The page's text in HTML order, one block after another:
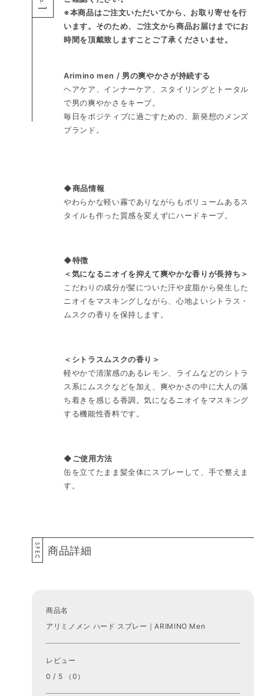
1
※本商品はご注文いただいてから、お取り寄せを行
います。そのため、ご注文から商品お届けまでにお
時間を頂戴致しますことご了承くださいませ。
Arimino men / 男の爽やかさが持続する
ヘアケア、インナーケア、スタイリングとトータル
で男の爽やかさをキープ。
毎日をポジティブに過ごすための、新発想のメンズ
ブランド。
◆商品情報
やわらかな軽い霧でありながらもボリュームあるス
タイルも作った質感を変えずにハードキープ。
◆特徴
＜気になるニオイを抑えて爽やかな香りが長持ち＞
こだわりの成分が髪についた汗や皮脂から発生した
ニオイをマスキングしながら、心地よいシトラス・
ムスクの香りを保持します。
＜シトラスムスクの香り＞
軽やかで清潔感のあるレモン、ライムなどのシトラ
ス系にムスクなどを加え、爽やかさの中に大人の落
ち着きを感じる香調。気になるニオイをマスキング
する機能性香料です。
◆ご使用方法
缶を立てたまま髪全体にスプレーして、手で整えま
す。
SPEC 商品詳細
商品名
アリミノメン ハード スプレー｜ARIMINO Men
レビュー
0 / 5 （0）